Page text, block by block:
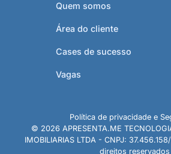
Quem somos
Área do cliente
Cases de sucesso
Vagas
© 2026 APRESENTA.ME
IMOBILIARIAS LTDA - CNPJ:
direitos reservados
Política de privacidade e